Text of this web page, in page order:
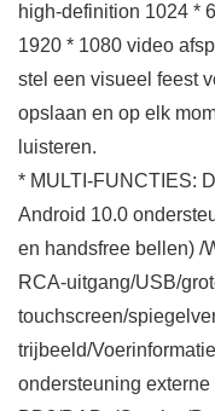
high-definition 1024 *
1920 * 1080 video
stel een visueel feest
opslaan en op elk
luisteren.
* MULTI-FUNCTIES:
Android 10.0
en handsfree bellen) /
RCA-uitgang/USB/
touchscreen/
trijbeeld/
ondersteuning